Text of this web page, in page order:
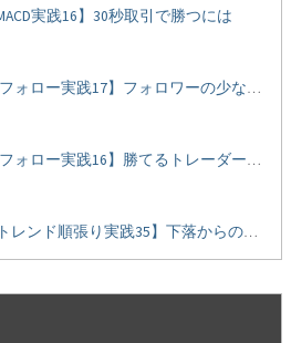
実践16】30秒取引で勝つには
勝てるBO攻略【iフォロー実践17】フォロワーの少ない人をフォローする
勝てるBO攻略【iフォロー実践16】勝てるトレーダーを見抜く
勝てるBO攻略【トレンド順張り実践35】下落からの反発を見極める